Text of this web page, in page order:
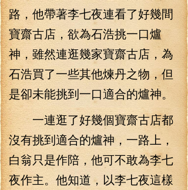
路，他帶著李七夜連看了好幾間
寶齋古店，欲為石浩挑一口爐
神，雖然連逛幾家寶齋古店，為
石浩買了一些其他煉丹之物，但
是卻未能挑到一口適合的爐神。
一連逛了好幾個寶齋古店都
沒有挑到適合的爐神，一路上，
白翁只是作陪，他可不敢為李七
夜作主。他知道，以李七夜這樣